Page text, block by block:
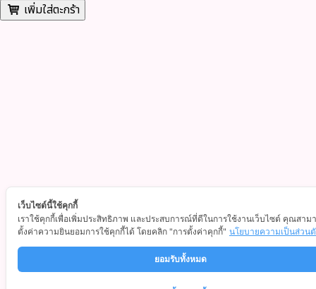
เพิ่มใส่ตะกร้า
เว็บไซต์นี้ใช้คุกกี้
เราใช้คุกกี้เพื่อเพิ่มประสิทธิภาพ และประสบการณ์ที่ดีในการใช้งานเว็บไซต์ คุณสาม
ตั้งค่าความยินยอมการใช้คุกกี้ได้ โดยคลิก "การตั้งค่าคุกกี้" นโยบายความเป็นส่วน
ยอมรับทั้งหมด